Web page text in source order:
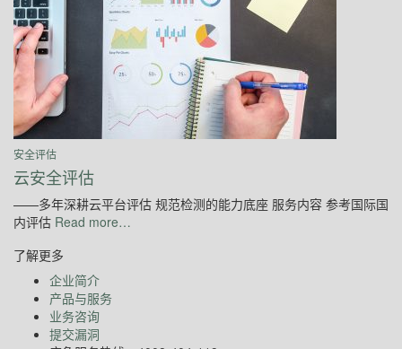
安全评估
云安全评估
——多年深耕云平台评估 规范检测的能力底座 服务内容 参考国际国
内评估 Read more…
了解更多
企业简介
产品与服务
业务咨询
提交漏洞